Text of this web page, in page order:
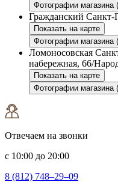
Фотографии магазина
Гражданский Санкт-
Показать на карте
Фотографии магазина
Ломоносовская
набережная, 66/
Показать на карте
Фотографии магазина
Отвечаем на звонки
с 10:00 до 20:00
8 (812) 748–29–09